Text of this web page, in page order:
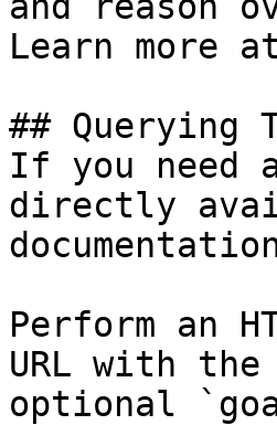
Learn more
## Querying
If you need
directly
Perform an
URL with
optional